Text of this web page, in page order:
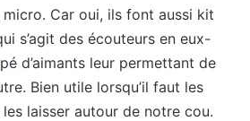
Car oui, ils font aussi kit
s’agit des écouteurs en eux-
d’aimants leur permettant de
Bien utile lorsqu’il faut les
laisser autour de notre cou.